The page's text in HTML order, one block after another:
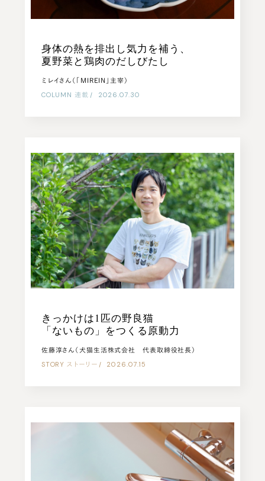
COLUMN 連載 | 2026.07.30
身体の熱を排出し気力を補う、
夏野菜と鶏肉のだしびたし
ミレイさん（「MIREIN」主宰）
STORY ストーリー | 2026.07.15
きっかけは1匹の野良猫
「ないもの」をつくる原動力
佐藤淳さん（犬猫生活株式会社 代表取締役社長）